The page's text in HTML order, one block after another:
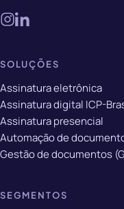
SOLUÇÕES
Assinatura eletrônica
Assinatura digital ICP-
Assinatura presencial
Automação de
Gestão de documentos
SEGMENTOS